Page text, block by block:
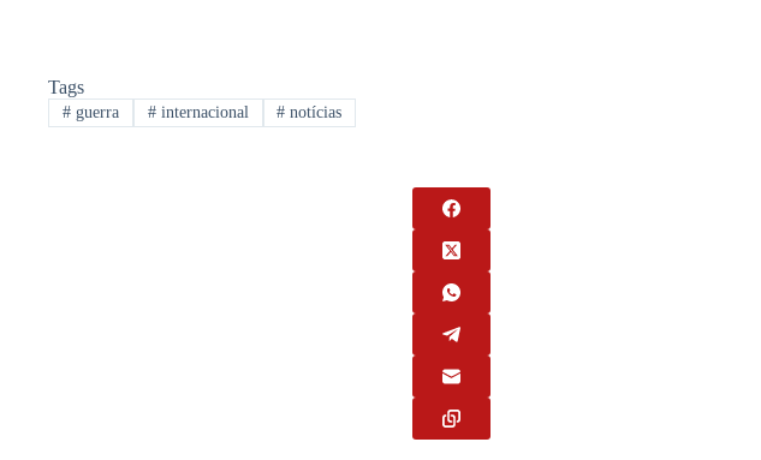
Tags
#guerra #internacional # notícias